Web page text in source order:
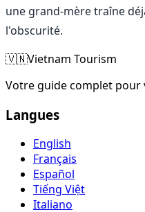
une grand-mère traîne
l'obscurité.
🇻🇳Vietnam Tourism
Votre guide complet pour
Langues
English
Français
Español
Tiếng Việt
Italiano